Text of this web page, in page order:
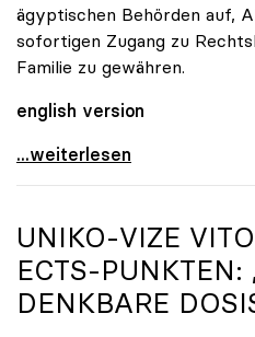
ägyptischen Behörden auf,
sofortigen Zugang zu
Familie zu gewähren.
english version
uniko fordert Freilassung
...weiterlesen
UNIKO-VIZE
ECTS-PUNKTEN:
DENKBARE